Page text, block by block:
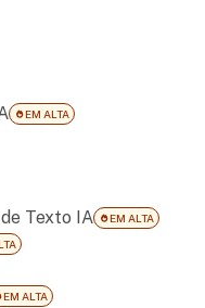
EM ALTA
Texto IA EM ALTA
EM ALTA